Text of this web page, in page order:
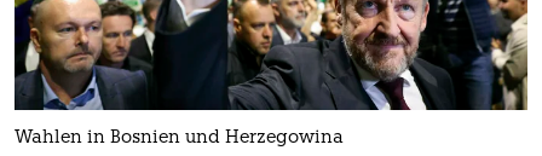
Wahlen in Bosnien und Herzegowina